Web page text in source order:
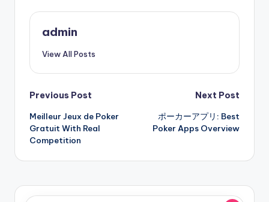
admin
View All Posts
Post
navigation
Previous Post
Meilleur Jeux de Poker
Gratuit With Real
Competition
Next Post
ポーカーアプリ: Best
Poker Apps Overview